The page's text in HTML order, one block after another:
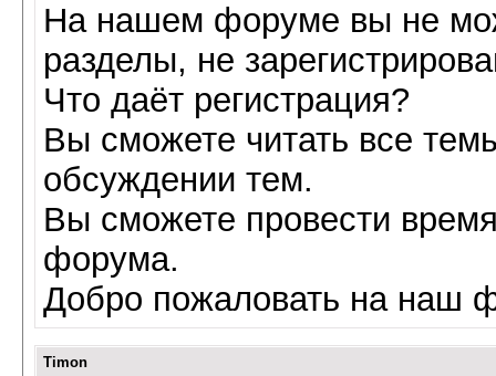
На нашем форуме вы не
разделы, не
Что даёт регистрация?
Вы сможете читать все
обсуждении тем.
Вы сможете провести
форума.
Добро пожаловать на наш
Timon